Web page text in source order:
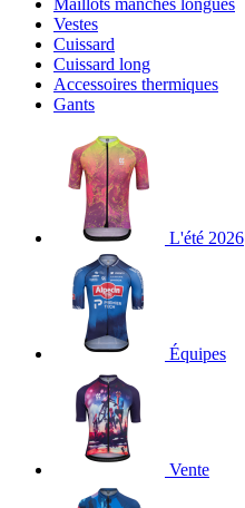
Maillots manches longues
Vestes
Cuissard
Cuissard long
Accessoires thermiques
Gants
L'été 2026
Équipes
Vente